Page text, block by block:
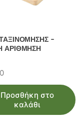
–
ΑΡΙΘΜΗΣΗ
Προσθήκη στο
καλάθι